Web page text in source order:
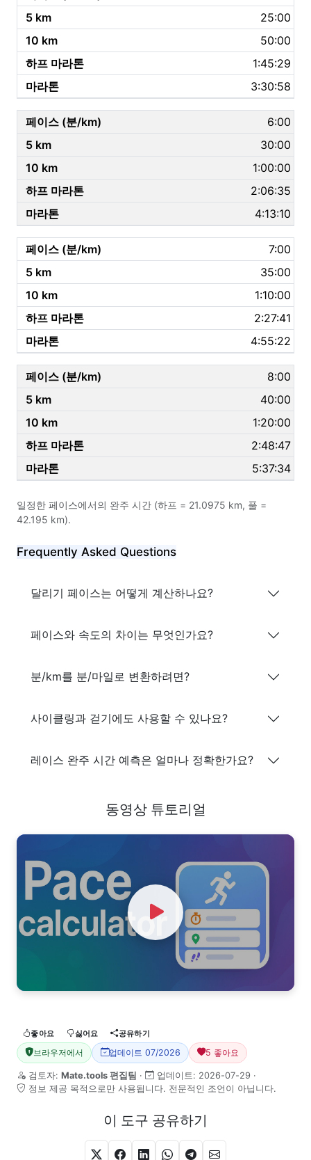
25:00
50:00
1:45:29
3:30:58
6:00
30:00
1:00:00
2:06:35
4:13:10
7:00
35:00
1:10:00
2:27:41
4:55:22
8:00
40:00
1:20:00
2:48:47
5:37:34
일정한 페이스에서의 완주 시간 (하프 = 21.0975 km, 풀 =
42.195 km).
Frequently Asked Questions
달리기 페이스는 어떻게 계산하나요?
페이스와 속도의 차이는 무엇인가요?
분/km를 분/마일로 변환하려면?
사이클링과 걷기에도 사용할 수 있나요?
레이스 완주 시간 예측은 얼마나 정확한가요?
동영상 튜토리얼
Watch Video
좋아요 싫어요 공유하기
브라우저에서 업데이트 07/2026 5 좋아요
검토자: Mate.tools 편집팀 · 업데이트: 2026-07-29 ·
정보 제공 목적으로만 사용됩니다. 전문적인 조언이 아닙니다.
이 도구 공유하기